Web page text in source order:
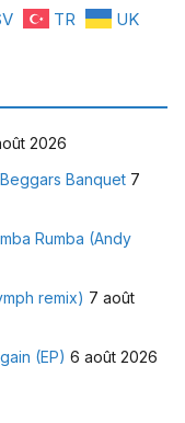
TR UK
2026
Banquet 7
Rumba (Andy
remix) 7 août
(EP) 6 août 2026